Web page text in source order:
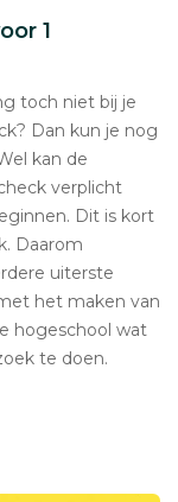
1
toch niet bij je
Dan kun je nog
kan de
verplicht
Dit is kort
Daarom
uiterste
het maken van
hogeschool wat
te doen.